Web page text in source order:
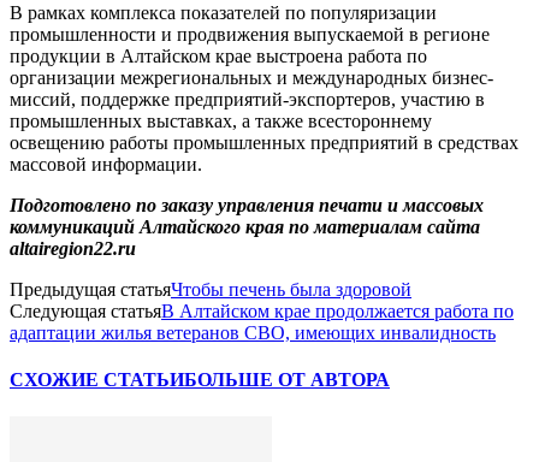
В рамках комплекса показателей по популяризации
промышленности и продвижения выпускаемой в регионе
продукции в Алтайском крае выстроена работа по
организации межрегиональных и международных бизнес-
миссий, поддержке предприятий-экспортеров, участию в
промышленных выставках, а также всестороннему
освещению работы промышленных предприятий в средствах
массовой информации.
Подготовлено по заказу управления печати и массовых
коммуникаций Алтайского края по материалам сайта
altairegion22.ru
Предыдущая статьяЧтобы печень была здоровой
Следующая статьяВ Алтайском крае продолжается работа по
адаптации жилья ветеранов СВО, имеющих инвалидность
СХОЖИЕ СТАТЬИБОЛЬШЕ ОТ АВТОРА